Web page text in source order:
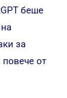
беше
за
повече от